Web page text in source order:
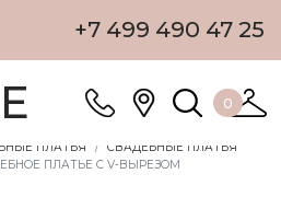
+7 499 490 47 25
0
ПЛАТЬЯ
СВАДЕБНЫЕ ПЛАТЬЯ
ПЛАТЬЕ С V-ВЫРЕЗОМ